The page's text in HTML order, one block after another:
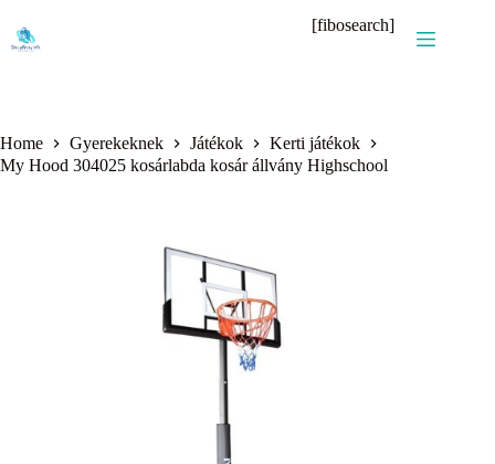
content
[fibosearch]
Home Gyerekeknek Játékok
Kerti játékok
My Hood 304025 kosárlabda kosár állvány Highschool